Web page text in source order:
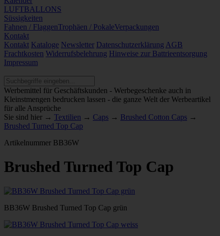
LUFTBALLONS
Süssigkeiten
Fahnen / FlaggenTrophäen / PokaleVerpackungen
Kontakt
Kontakt Kataloge Newsletter Datenschutzerklärung AGB
Frachtkosten Widerrufsbelehrung Hinweise zur Battrieentsorgung
Impressum
Werbemittel für Geschäftskunden - Werbegeschenke auch in
Kleinstmengen bedrucken lassen - die ganze Welt der Werbeartikel
für alle Ansprüche
Sie sind hier → Textilien → Caps → Brushed Cotton Caps →
Brushed Turned Top Cap
Artikelnummer BB36W
Brushed Turned Top Cap
BB36W Brushed Turned Top Cap grün